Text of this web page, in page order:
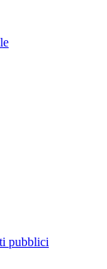
pubblici